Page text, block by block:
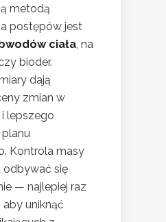
metodą
postępów jest
ciała, na
bioder.
dają
zmian w
i lepszego
Kontrola masy
odbywać się
— najlepiej raz
uniknąć